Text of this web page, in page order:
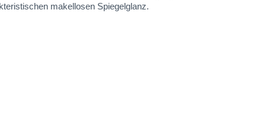
makellosen Spiegelglanz.